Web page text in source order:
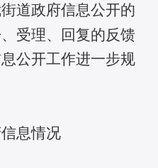
道政府信息公开的
受理、回复的反馈
公开工作进一步规
息情况